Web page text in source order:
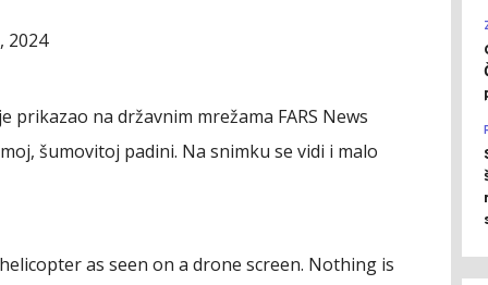
2024
prikazao na državnim mrežama FARS News
šumovitoj padini. Na snimku se vidi i malo
as seen on a drone screen. Nothing is